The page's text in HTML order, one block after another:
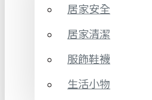
居家安全
居家清潔
服飾鞋襪
生活小物